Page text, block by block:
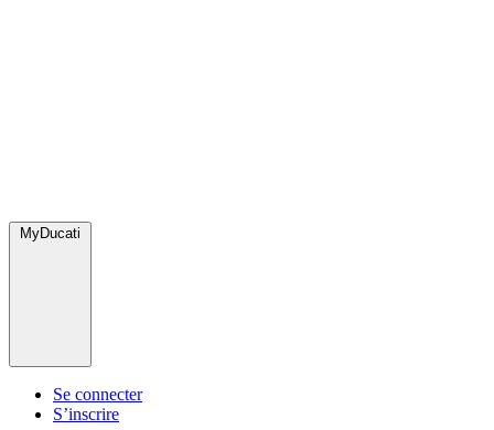
MyDucati
Se connecter
S’inscrire